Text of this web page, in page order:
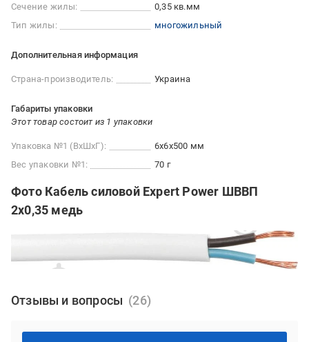
Сечение жилы:
0,35 кв.мм
Тип жилы:
многожильный
Дополнительная информация
Страна-производитель: Украина
Габариты упаковки
Этот товар состоит из 1 упаковки
Упаковка №1 (ВхШхГ):
6x6x500 мм
Вес упаковки №1:
70 г
Фото Кабель силовой Expert Power ШВВП
2x0,35 медь
Отзывы и вопросы